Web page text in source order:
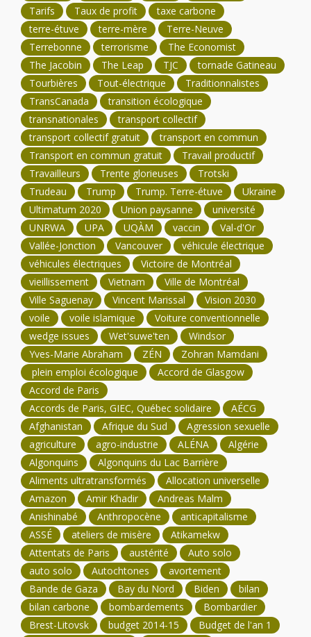
Tarifs
Taux de profit
taxe carbone
terre-étuve
terre-mère
Terre-Neuve
Terrebonne
terrorisme
The Economist
The Jacobin
The Leap TJC
tornade Gatineau
Tourbières
Tout-électrique
Traditionnalistes
TransCanada
transition écologique
transnationales
transport collectif
transport collectif gratuit
transport en commun
Transport en commun gratuit
Travail productif
Travailleurs
Trente glorieuses
Trotski
Trudeau
Trump Trump. Terre-étuve
Ukraine
Ultimatum 2020
Union paysanne
université
UNRWA
UPA UQÀM vaccin
Val-d'Or
Vallée-Jonction
Vancouver
véhicule électrique
véhicules électriques
Victoire de Montréal
vieillissement
Vietnam
Ville de Montréal
Ville Saguenay
Vincent Marissal
Vision 2030
voile
voile islamique
Voiture conventionnelle
wedge issues
Wet'suwe'ten
Windsor
Yves-Marie Abraham
ZÉN
Zohran Mamdani
plein emploi écologique
Accord de Glasgow
Accord de Paris
Accords de Paris, GIEC, Québec solidaire
AÉCG
Afghanistan
Afrique du Sud
Agression sexuelle
agriculture
agro-industrie ALÉNA
Algérie
Algonquins
Algonquins du Lac Barrière
Aliments ultratransformés
Allocation universelle
Amazon
Amir Khadir
Andreas Malm
Anishinabé
Anthropocène
anticapitalisme
ASSÉ
ateliers de misère
Atikamekw
Attentats de Paris
austérité
Auto solo
auto solo
Autochtones
avortement
Bande de Gaza
Bay du Nord Biden
bilan
bilan carbone
bombardements
Bombardier
Brest-Litovsk
budget 2014-15
Budget de l'an 1